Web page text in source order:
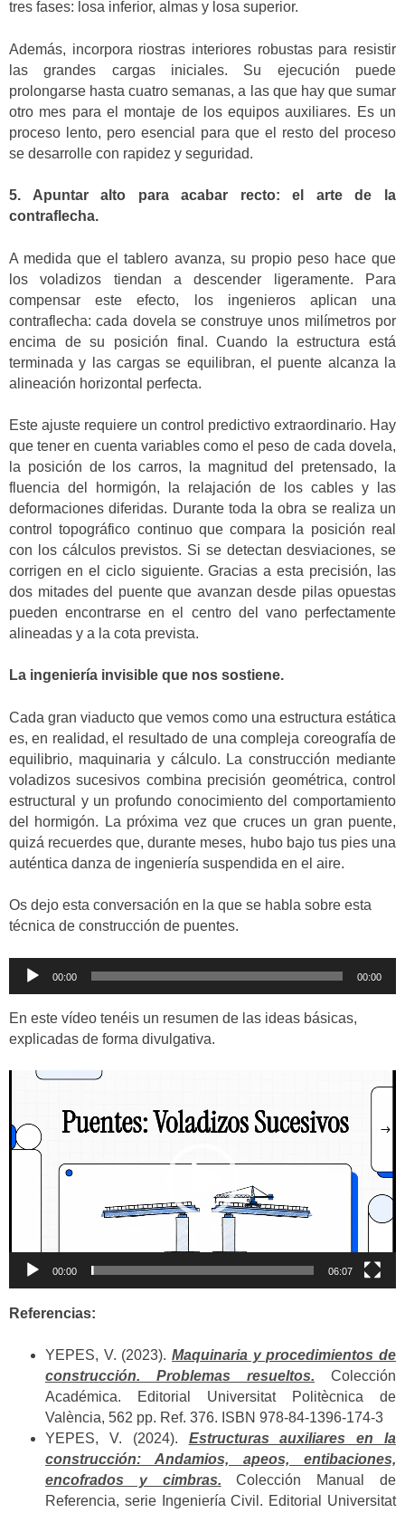
tres fases: losa inferior, almas y losa superior.
Además, incorpora riostras interiores robustas para resistir
las grandes cargas iniciales. Su ejecución puede
prolongarse hasta cuatro semanas, a las que hay que sumar
otro mes para el montaje de los equipos auxiliares. Es un
proceso lento, pero esencial para que el resto del proceso
se desarrolle con rapidez y seguridad.
5. Apuntar alto para acabar recto: el arte de la
contraflecha.
A medida que el tablero avanza, su propio peso hace que
los voladizos tiendan a descender ligeramente. Para
compensar este efecto, los ingenieros aplican una
contraflecha: cada dovela se construye unos milímetros por
encima de su posición final. Cuando la estructura está
terminada y las cargas se equilibran, el puente alcanza la
alineación horizontal perfecta.
Este ajuste requiere un control predictivo extraordinario. Hay
que tener en cuenta variables como el peso de cada dovela,
la posición de los carros, la magnitud del pretensado, la
fluencia del hormigón, la relajación de los cables y las
deformaciones diferidas. Durante toda la obra se realiza un
control topográfico continuo que compara la posición real
con los cálculos previstos. Si se detectan desviaciones, se
corrigen en el ciclo siguiente. Gracias a esta precisión, las
dos mitades del puente que avanzan desde pilas opuestas
pueden encontrarse en el centro del vano perfectamente
alineadas y a la cota prevista.
La ingeniería invisible que nos sostiene.
Cada gran viaducto que vemos como una estructura estática
es, en realidad, el resultado de una compleja coreografía de
equilibrio, maquinaria y cálculo. La construcción mediante
voladizos sucesivos combina precisión geométrica, control
estructural y un profundo conocimiento del comportamiento
del hormigón. La próxima vez que cruces un gran puente,
quizá recuerdes que, durante meses, hubo bajo tus pies una
auténtica danza de ingeniería suspendida en el aire.
Os dejo esta conversación en la que se habla sobre esta
técnica de construcción de puentes.
Reproductor
audio
00:00 00:00
En este vídeo tenéis un resumen de las ideas básicas,
explicadas de forma divulgativa.
Reproductor
vídeo
00:00 06:07
Referencias:
YEPES, V. (2023). Maquinaria y procedimientos de
construcción. Problemas resueltos. Colección
Académica. Editorial Universitat Politècnica de
València, 562 pp. Ref. 376. ISBN 978-84-1396-174-3
YEPES, V. (2024). Estructuras auxiliares en la
construcción: Andamios, apeos, entibaciones,
encofrados y cimbras. Colección Manual de
Referencia, serie Ingeniería Civil. Editorial Universitat